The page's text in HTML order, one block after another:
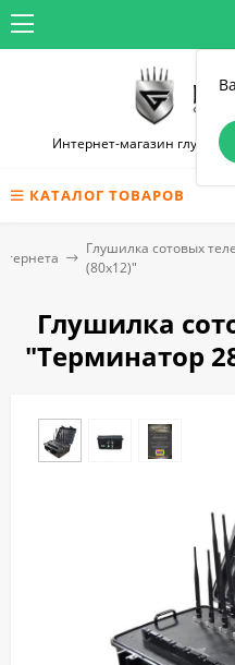
Интернет-магазин
КАТАЛОГ ТОВАРОВ
Глушилка сотовых
(80х12)"
Глушилка
"Терминатор